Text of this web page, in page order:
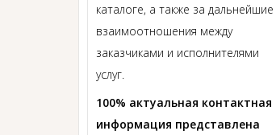
каталоге, а также за дальнейшие
взаимоотношения между
заказчиками и исполнителями
услуг.
100% актуальная контактная
информация представлена